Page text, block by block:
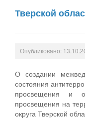
Тверской
Опубликовано:
О создании
состояния
просвещения и
просвещения на
округа Тверской